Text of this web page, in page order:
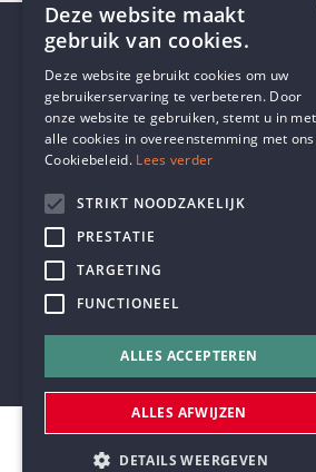
Contactgegevens
TELEFOON
+32 3 233 70 32
© Humanistisch Verbond 2026
#codedwithlove byCodelines
DUTCH
Deze website maakt
gebruik van cookies.
Deze website gebruikt cookies om uw
gebruikerservaring te verbeteren. Door
onze website te gebruiken, stemt u in met
alle cookies in overeenstemming met ons
Cookiebeleid. Lees verder
STRIKT NOODZAKELIJK
PRESTATIE
TARGETING
FUNCTIONEEL
ALLES ACCEPTEREN
ALLES AFWIJZEN
DETAILS WEERGEVEN